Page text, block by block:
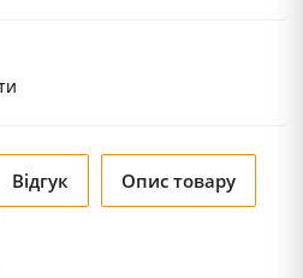
Відгук Опис товару